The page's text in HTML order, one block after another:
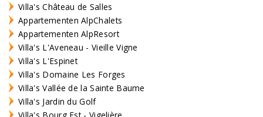
Villa's Château de Salles
Appartementen AlpChalets
Appartementen AlpResort
Villa's L'Aveneau - Vieille Vigne
Villa's L'Espinet
Villa's Domaine Les Forges
Villa's Vallée de la Sainte Baume
Villa's Jardin du Golf